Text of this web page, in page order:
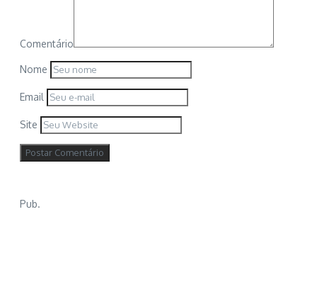
Comentário
Nome
Email
Site
Pub.